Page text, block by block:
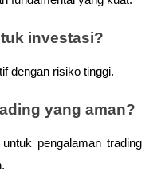
investasi?
dengan risiko tinggi.
yang aman?
pengalaman trading